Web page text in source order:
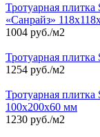
Тротуарная
«Санрайз»
1004 руб./м2
Тротуарная
1254 руб./м2
Тротуарная
100х200х60 мм
1230 руб./м2